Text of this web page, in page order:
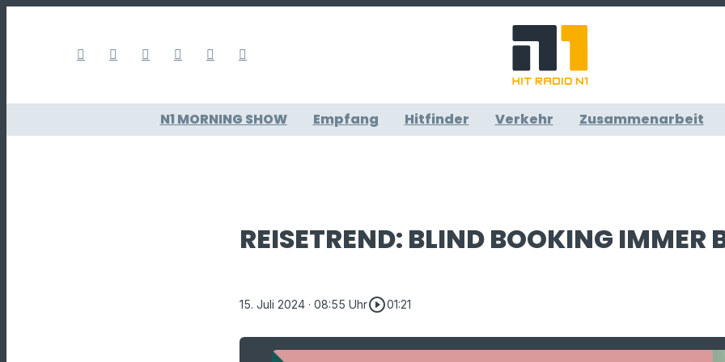
N1 MORNING SHOW Empfang Hitfinder Verkehr Zusammenarbeit
REISETREND: BLIND BOOKING IMMER
15. Juli 2024 · 08:55 Uhrplay_circle_outline01:21